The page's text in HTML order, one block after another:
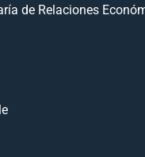
de Relaciones